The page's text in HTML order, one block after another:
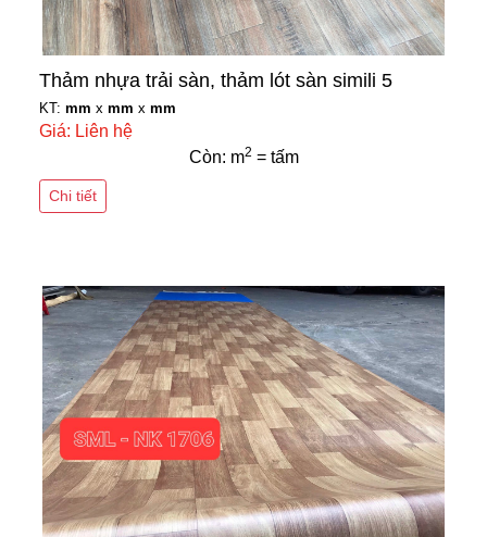
Thảm nhựa trải sàn, thảm lót sàn simili 5
KT: mm x mm x mm
Giá: Liên hệ
Còn: m2 = tấm
Chi tiết